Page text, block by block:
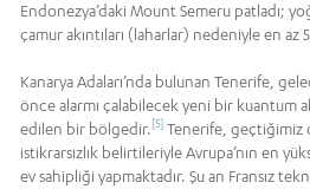
Endonezya’daki Mount Semeru patladı;
çamur akıntıları (laharlar) nedeniyle en az
Kanarya Adaları’nda bulunan Tenerife,
önce alarmı çalabilecek yeni bir kuantum
edilen bir bölgedir. [5] Tenerife, geçtiğimiz
istikrarsızlık belirtileriyle Avrupa’nın en
ev sahipliği yapmaktadır. Şu an Fransız